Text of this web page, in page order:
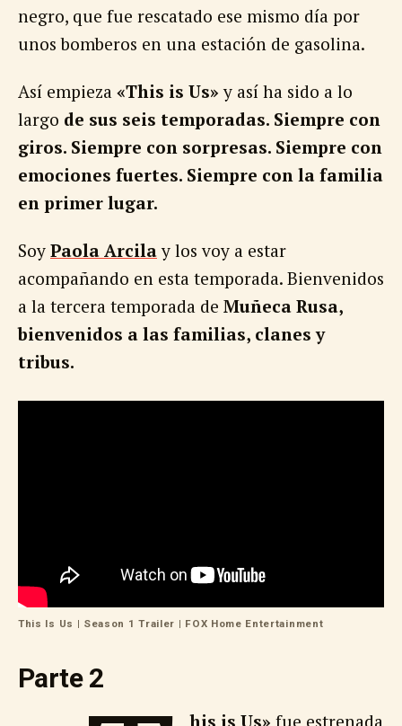
negro, que fue rescatado ese mismo día por
unos bomberos en una estación de gasolina.
Así empieza «This is Us»y así ha sido a lo
largo de sus seis temporadas. Siempre con
giros. Siempre con sorpresas. Siempre con
emociones fuertes. Siempre con la familia
en primer lugar.
Soy Paola Arcilay los voy a estar
acompañando en esta temporada. Bienvenidos
a la tercera temporada de Muñeca Rusa,
bienvenidos a las familias, clanes y
tribus.
This Is Us | Season 1 Trailer | FOX Home Entertainment
Parte 2
his is Us» fue estrenada